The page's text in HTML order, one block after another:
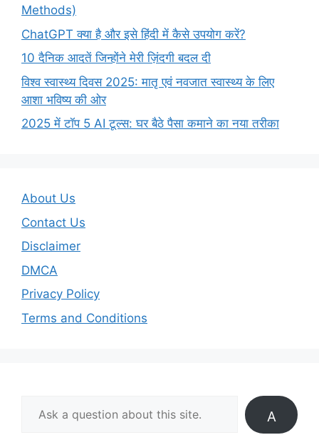
Methods)
ChatGPT क्या है और इसे हिंदी में कैसे उपयोग करें?
10 दैनिक आदतें जिन्होंने मेरी ज़िंदगी बदल दी
विश्व स्वास्थ्य दिवस 2025: मातृ एवं नवजात स्वास्थ्य के लिए
आशा भविष्य की ओर
2025 में टॉप 5 AI टूल्स: घर बैठे पैसा कमाने का नया तरीका
About Us
Contact Us
Disclaimer
DMCA
Privacy Policy
Terms and Conditions
A